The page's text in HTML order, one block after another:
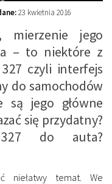
23 kwietnia 2016
mierzenie jego
– to niektóre z
czyli interfejs
do samochodów
są jego główne
się przydatny?
do auta?
niełatwy temat. We